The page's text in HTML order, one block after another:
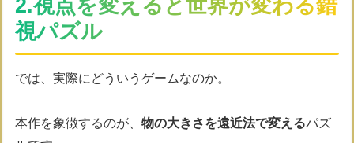
2.視点を変えると世界が変わる錯
視パズル
では、実際にどういうゲームなのか。
本作を象徴するのが、 物の大きさを遠近法で変えるパズ